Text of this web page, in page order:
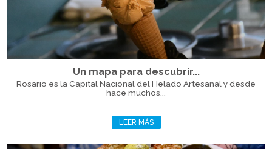
Un mapa para descubrir...
Rosario es la Capital Nacional del Helado Artesanal y desde
hace muchos...
LEER MÁS